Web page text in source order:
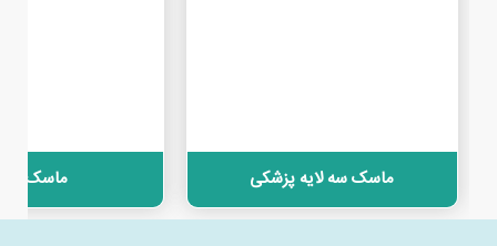
ماسک سه لایه پزشکی ماسک N95